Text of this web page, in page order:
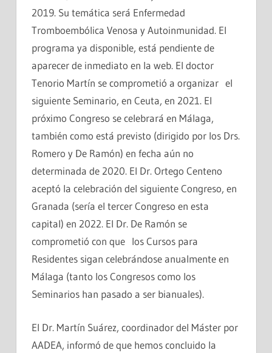
2019. Su temática será Enfermedad
Tromboembólica Venosa y Autoinmunidad. El
programa ya disponible, está pendiente de
aparecer de inmediato en la web. El doctor
Tenorio Martín se comprometió a organizar el
siguiente Seminario, en Ceuta, en 2021. El
próximo Congreso se celebrará en Málaga,
también como está previsto (dirigido por los Drs.
Romero y De Ramón) en fecha aún no
determinada de 2020. El Dr. Ortego Centeno
aceptó la celebración del siguiente Congreso, en
Granada (sería el tercer Congreso en esta
capital) en 2022. El Dr. De Ramón se
comprometió con que los Cursos para
Residentes sigan celebrándose anualmente en
Málaga (tanto los Congresos como los
Seminarios han pasado a ser bianuales).
El Dr. Martín Suárez, coordinador del Máster por
AADEA, informó de que hemos concluido la